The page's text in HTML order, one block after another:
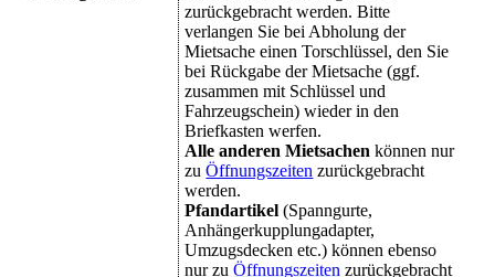
zurückgebracht werden. Bitte
verlangen Sie bei Abholung der
Mietsache einen Torschlüssel, den Sie
bei Rückgabe der Mietsache (ggf.
zusammen mit Schlüssel und
Fahrzeugschein) wieder in den
Briefkasten werfen.
Alle anderen Mietsachen können nur
zuÖffnungszeiten zurückgebracht
werden.
Pfandartikel (Spanngurte,
Anhängerkupplungadapter,
Umzugsdecken etc.) können ebenso
nur zuÖffnungszeiten zurückgebracht